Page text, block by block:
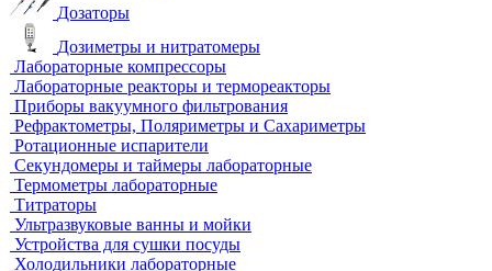
Вакуумные насосы
Вискозиметры
Дозаторы
Дозиметры и нитратомеры
Лабораторные компрессоры
Лабораторные реакторы и термореакторы
Приборы вакуумного фильтрования